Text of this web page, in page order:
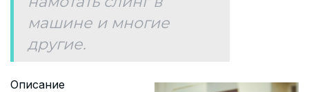
машине и многие
другие.
Описание